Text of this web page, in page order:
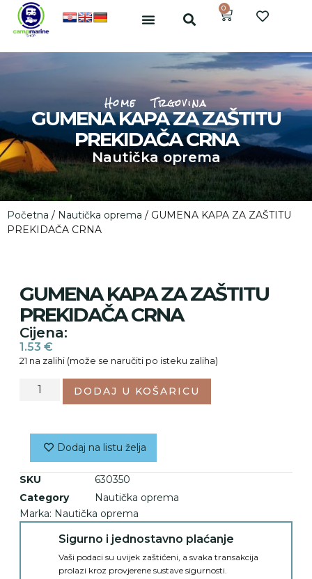
0
Home Trgovina
GUMENA KAPA ZA ZAŠTITU
PREKIDAČA CRNA
Nautička oprema
Početna / Nautička oprema / GUMENA KAPA ZA ZAŠTITU
PREKIDAČA CRNA
GUMENA KAPA ZA ZAŠTITU
PREKIDAČA CRNA
Cijena:
1.53 €
21 na zalihi (može se naručiti po isteku zaliha)
DODAJ U KOŠARICU
Dodaj na listu želja
SKU
630350
Category
Nautička oprema
Marka: Nautička oprema
Sigurno i jednostavno plaćanje
Vaši podaci su uvijek zaštićeni, a svaka transakcija
prolazi kroz provjerene sustave sigurnosti.